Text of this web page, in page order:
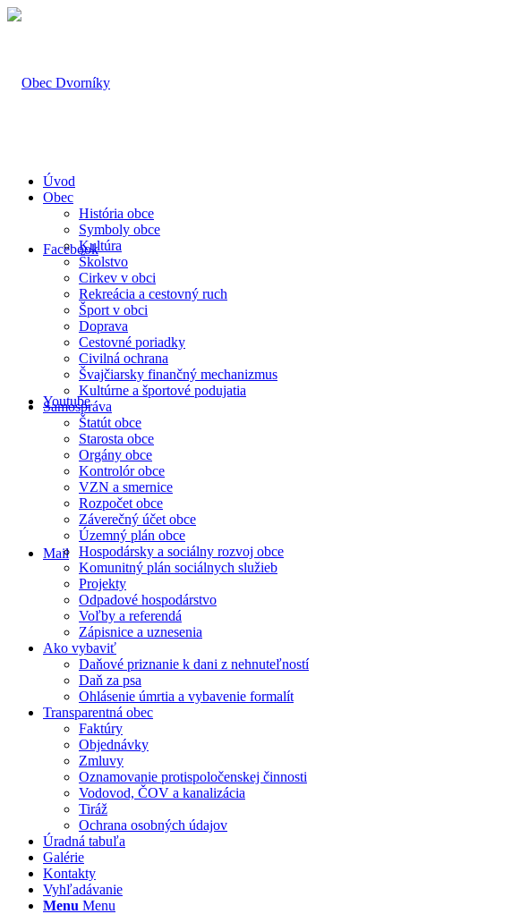
Facebook
Youtube
Mail
Úvod
Obec
História obce
Symboly obce
Kultúra
Školstvo
Cirkev v obci
Rekreácia a cestovný ruch
Šport v obci
Doprava
Cestovné poriadky
Civilná ochrana
Švajčiarsky finančný mechanizmus
Kultúrne a športové podujatia
Samospráva
Štatút obce
Starosta obce
Orgány obce
Kontrolór obce
VZN a smernice
Rozpočet obce
Záverečný účet obce
Územný plán obce
Hospodársky a sociálny rozvoj obce
Komunitný plán sociálnych služieb
Projekty
Odpadové hospodárstvo
Voľby a referendá
Zápisnice a uznesenia
Ako vybaviť
Daňové priznanie k dani z nehnuteľností
Daň za psa
Ohlásenie úmrtia a vybavenie formalít
Transparentná obec
Faktúry
Objednávky
Zmluvy
Oznamovanie protispoločenskej činnosti
Vodovod, ČOV a kanalizácia
Tiráž
Ochrana osobných údajov
Úradná tabuľa
Galérie
Kontakty
Vyhľadávanie
Menu Menu